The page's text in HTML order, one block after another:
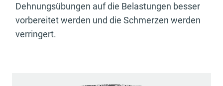
Dehnungsübungen auf die Belastungen besser
vorbereitet werden und die Schmerzen werden
verringert.